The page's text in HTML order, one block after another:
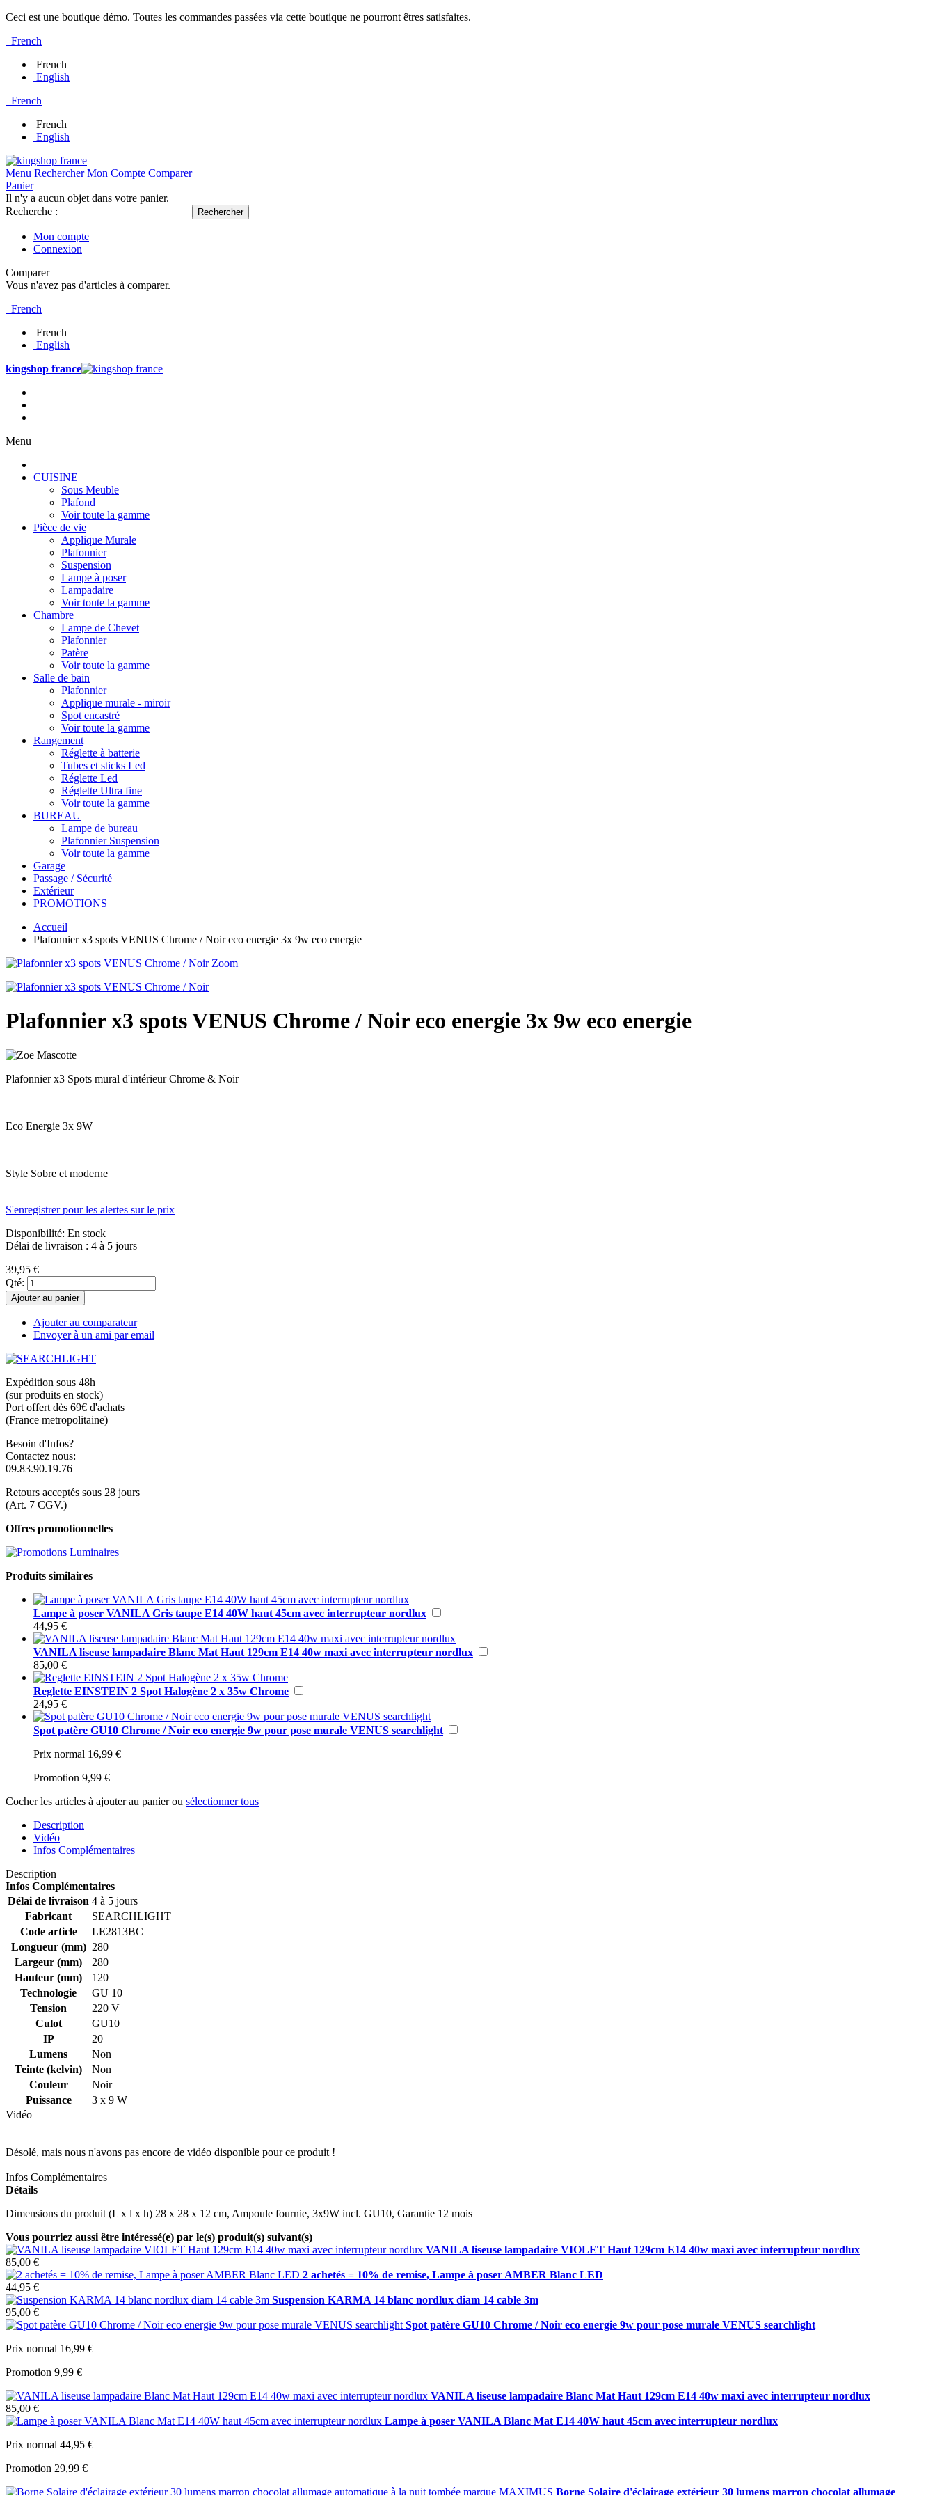
Ceci est une boutique démo. Toutes les commandes passées via cette boutique ne pourront êtres satisfaites.
French
French
English
French
French
English
Menu Rechercher Mon Compte Comparer
Panier
Il n'y a aucun objet dans votre panier.
Recherche :
Rechercher
Mon compte
Connexion
Comparer
Vous n'avez pas d'articles à comparer.
French
French
English
kingshop france
Menu
CUISINE
Sous Meuble
Plafond
Voir toute la gamme
Pièce de vie
Applique Murale
Plafonnier
Suspension
Lampe à poser
Lampadaire
Voir toute la gamme
Chambre
Lampe de Chevet
Plafonnier
Patère
Voir toute la gamme
Salle de bain
Plafonnier
Applique murale - miroir
Spot encastré
Voir toute la gamme
Rangement
Réglette à batterie
Tubes et sticks Led
Réglette Led
Réglette Ultra fine
Voir toute la gamme
BUREAU
Lampe de bureau
Plafonnier Suspension
Voir toute la gamme
Garage
Passage / Sécurité
Extérieur
PROMOTIONS
Accueil
Plafonnier x3 spots VENUS Chrome / Noir eco energie 3x 9w eco energie
Zoom
Plafonnier x3 spots VENUS Chrome / Noir eco energie 3x 9w eco energie
Plafonnier x3 Spots mural d'intérieur Chrome & Noir
Eco Energie 3x 9W
Style Sobre et moderne
S'enregistrer pour les alertes sur le prix
Disponibilité: En stock
Délai de livraison : 4 à 5 jours
39,95 €
Qté:
Ajouter au panier
Ajouter au comparateur
Envoyer à un ami par email
Expédition sous 48h
(sur produits en stock)
Port offert dès 69€ d'achats
(France metropolitaine)
Besoin d'Infos?
Contactez nous:
09.83.90.19.76
Retours acceptés sous 28 jours
(Art. 7 CGV.)
Offres promotionnelles
Produits similaires
Lampe à poser VANILA Gris taupe E14 40W haut 45cm avec interrupteur nordlux
44,95 €
VANILA liseuse lampadaire Blanc Mat Haut 129cm E14 40w maxi avec interrupteur nordlux
85,00 €
Reglette EINSTEIN 2 Spot Halogène 2 x 35w Chrome
24,95 €
Spot patère GU10 Chrome / Noir eco energie 9w pour pose murale VENUS searchlight
Prix normal 16,99 €
Promotion 9,99 €
Cocher les articles à ajouter au panier ou sélectionner tous
Description
Vidéo
Infos Complémentaires
Description
Infos Complémentaires
Délai de livraison 4 à 5 jours
Fabricant
SEARCHLIGHT
Code article
LE2813BC
Longueur (mm) 280
Largeur (mm)
280
Hauteur (mm)
120
Technologie
GU 10
Tension
220 V
Culot
GU10
IP
20
Lumens
Non
Teinte (kelvin)
Non
Couleur
Noir
Puissance
3 x 9 W
Vidéo
Désolé, mais nous n'avons pas encore de vidéo disponible pour ce produit !
Infos Complémentaires
Détails
Dimensions du produit (L x l x h) 28 x 28 x 12 cm, Ampoule fournie, 3x9W incl. GU10, Garantie 12 mois
Vous pourriez aussi être intéressé(e) par le(s) produit(s) suivant(s)
VANILA liseuse lampadaire VIOLET Haut 129cm E14 40w maxi avec interrupteur nordlux
85,00 €
2 achetés = 10% de remise, Lampe à poser AMBER Blanc LED
44,95 €
Suspension KARMA 14 blanc nordlux diam 14 cable 3m
95,00 €
Spot patère GU10 Chrome / Noir eco energie 9w pour pose murale VENUS searchlight
Prix normal 16,99 €
Promotion 9,99 €
VANILA liseuse lampadaire Blanc Mat Haut 129cm E14 40w maxi avec interrupteur nordlux
85,00 €
Lampe à poser VANILA Blanc Mat E14 40W haut 45cm avec interrupteur nordlux
Prix normal 44,95 €
Promotion 29,99 €
Borne Solaire d'éclairage extérieur 30 lumens marron chocolat allumage